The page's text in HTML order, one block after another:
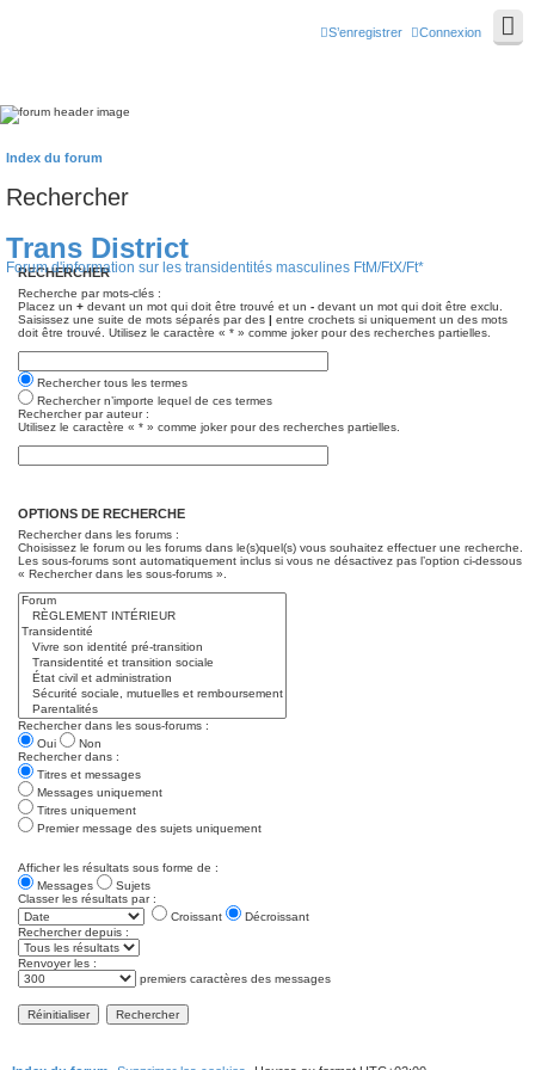
Connexion
S’enregistrer
Trans District
Forum d'information sur les transidentités masculines FtM/FtX/Ft*
Index du forum
Rechercher
RECHERCHER
Recherche par mots-clés :
Placez un + devant un mot qui doit être trouvé et un - devant un mot qui doit être exclu.
Saisissez une suite de mots séparés par des | entre crochets si uniquement un des mots
doit être trouvé. Utilisez le caractère « * » comme joker pour des recherches partielles.
Rechercher tous les termes
Rechercher n’importe lequel de ces termes
Rechercher par auteur :
Utilisez le caractère « * » comme joker pour des recherches partielles.
OPTIONS DE RECHERCHE
Rechercher dans les forums :
Choisissez le forum ou les forums dans le(s)quel(s) vous souhaitez effectuer une recherche.
Les sous-forums sont automatiquement inclus si vous ne désactivez pas l’option ci-dessous
« Rechercher dans les sous-forums ».
Rechercher dans les sous-forums :
Oui
Non
Rechercher dans :
Titres et messages
Messages uniquement
Titres uniquement
Premier message des sujets uniquement
Afficher les résultats sous forme de :
Messages
Sujets
Classer les résultats par :
Croissant
Décroissant
Rechercher depuis :
Renvoyer les :
premiers caractères des messages